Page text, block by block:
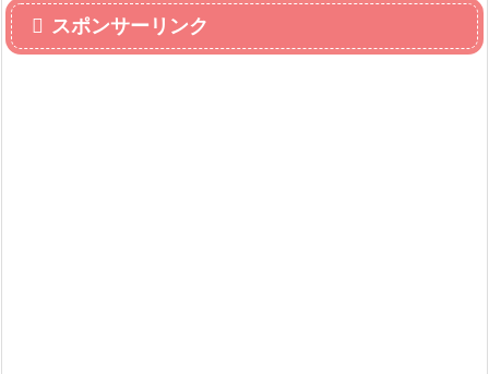
スポンサーリンク